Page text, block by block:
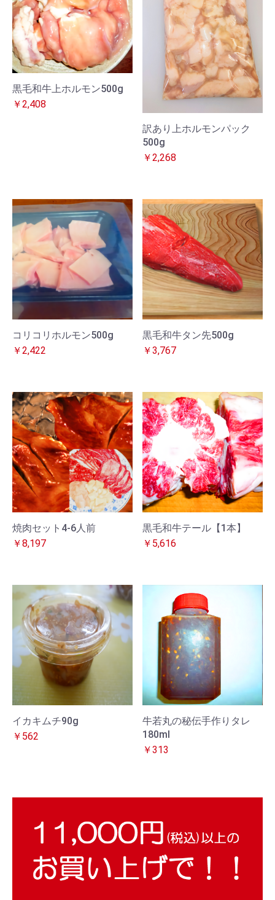
黒毛和牛上ホルモン500g
￥2,408
訳あり上ホルモンパック
500g
￥2,268
コリコリホルモン500g
￥2,422
黒毛和牛タン先500g
￥3,767
焼肉セット4-6人前
￥8,197
黒毛和牛テール【1本】
￥5,616
イカキムチ90g
￥562
牛若丸の秘伝手作りタレ
180ml
￥313